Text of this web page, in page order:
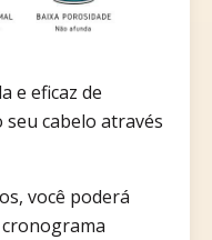
e eficaz de
seu cabelo através
você poderá